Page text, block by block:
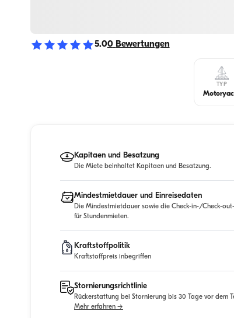
5.00 Bewertungen
TYP
Kapitaen und Besatzung
Die Miete beinhaltet Kapitaen und Besatzung.
Mindestmietdauer und Einreisedaten
Die Mindestmietdauer sowie die Check-in-/Check-
für Stundenmieten.
Kraftstoffpolitik
Kraftstoffpreis inbegriffen
Stornierungsrichtlinie
Rückerstattung bei Stornierung bis 30 Tage vor dem
Mehr erfahren →